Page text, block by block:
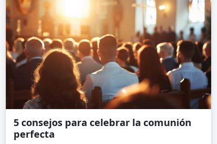
5 consejos para celebrar la comunión
perfecta